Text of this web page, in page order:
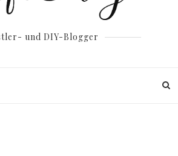
und DIY-Blogger